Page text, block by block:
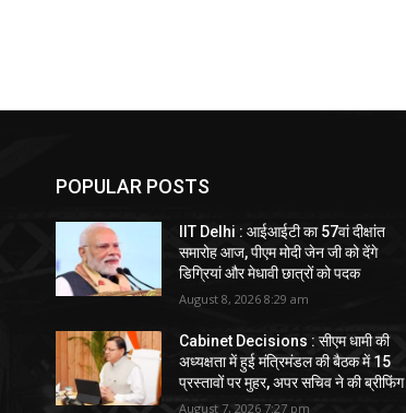
POPULAR POSTS
IIT Delhi : आईआईटी का 57वां दीक्षांत
समारोह आज, पीएम मोदी जेन जी को देंगे
डिग्रियां और मेधावी छात्रों को पदक
August 8, 2026 8:29 am
Cabinet Decisions : सीएम धामी की
अध्यक्षता में हुई मंत्रिमंडल की बैठक में 15
प्रस्तावों पर मुहर, अपर सचिव ने की ब्रीफिंग
August 7, 2026 7:27 pm